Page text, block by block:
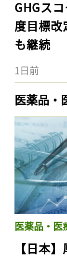
GHGス
度目標改
も継続
1日前
医薬品・
医薬品・医
【日本